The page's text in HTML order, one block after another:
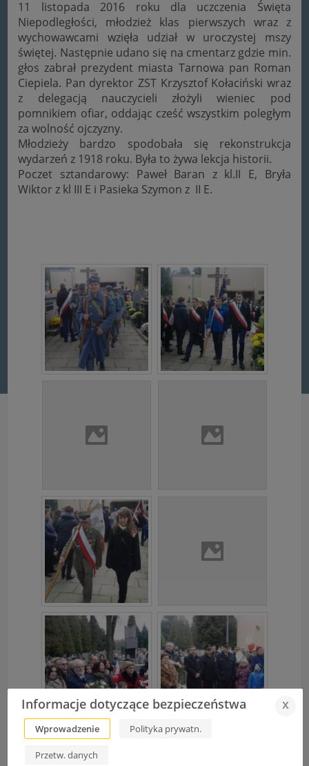
11 listopada 2016 roku dla uczczenia Święta
Niepodległości, młodzież klas pierwszych wraz z
wychowawcami wzięła udział w uroczystej mszy
świętej. Następnie udano się na cmentarz gdzie min.
głos zabrał prezydent miasta Tarnowa pan Roman
Ciepiela. Pan dyrektor ZST Krzysztof Kołaciński wraz
z delegacją nauczycieli złożyli wieniec pod
pomnikiem ofiar, oddając cześć wszystkim poległym
za wolność ojczyzny.
Młodzieży bardzo spodobała się rekonstrukcja
wydarzeń z 1918 roku. Była to żywa lekcja historii.
Poczet sztandarowy: Paweł Baran z kl.II E, Bryła
Wiktor z kl III E i Pasieka Szymon z II E.
Informacje dotyczące bezpieczeństwa x
Wprowadzenie Polityka prywatn.
Przetw. danych